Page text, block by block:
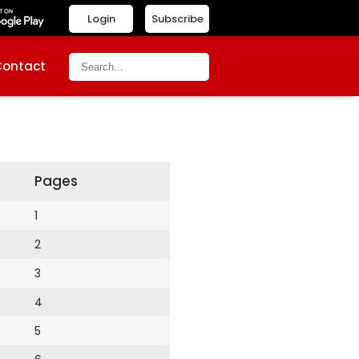
Subscribe
Login
Pages
1
2
3
4
5